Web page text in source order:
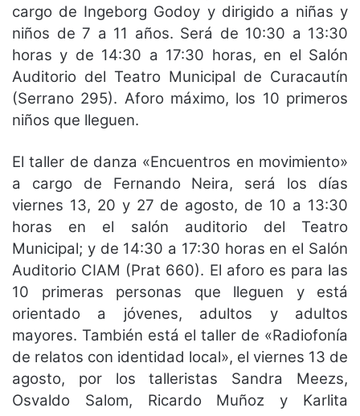
cargo de Ingeborg Godoy y dirigido a niñas y
niños de 7 a 11 años. Será de 10:30 a 13:30
horas y de 14:30 a 17:30 horas, en el Salón
Auditorio del Teatro Municipal de Curacautín
(Serrano 295). Aforo máximo, los 10 primeros
niños que lleguen.
El taller de danza «Encuentros en movimiento»
a cargo de Fernando Neira, será los días
viernes 13, 20 y 27 de agosto, de 10 a 13:30
horas en el salón auditorio del Teatro
Municipal; y de 14:30 a 17:30 horas en el Salón
Auditorio CIAM (Prat 660). El aforo es para las
10 primeras personas que lleguen y está
orientado a jóvenes, adultos y adultos
mayores. También está el taller de «Radiofonía
de relatos con identidad local», el viernes 13 de
agosto, por los talleristas Sandra Meezs,
Osvaldo Salom, Ricardo Muñoz y Karlita